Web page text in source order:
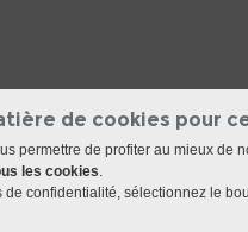
de cookies pour
permettre de profiter au mieux
les cookies.
confidentialité, sélectionnez le